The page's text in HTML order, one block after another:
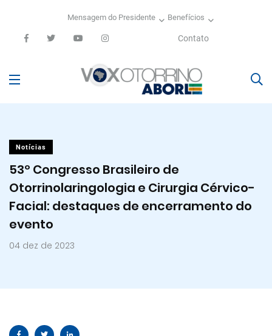
Mensagem do Presidente Benefícios
Contato
Notícias
53º Congresso Brasileiro de
Otorrinolaringologia e Cirurgia Cérvico-
Facial: destaques de encerramento do
evento
04 dez de 2023